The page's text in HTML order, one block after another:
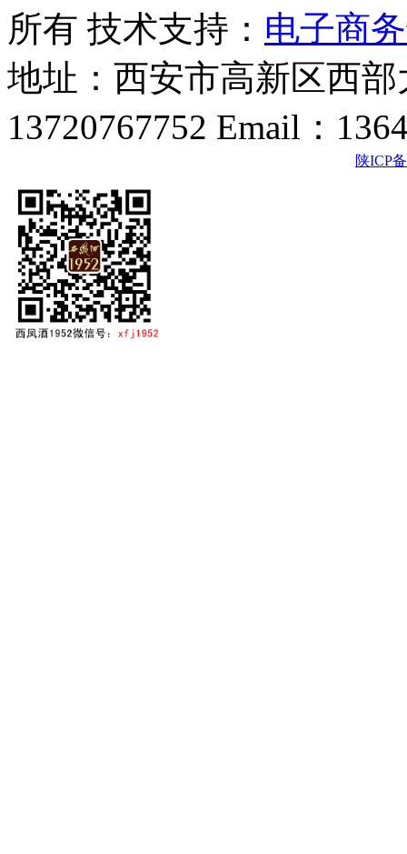
所有 技术支持： 电子商
地址：西安市高新区西
13720767752 Email：
陕ICP